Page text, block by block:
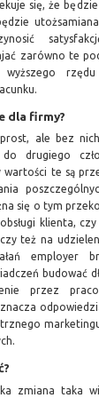
się, że
satysfakcję
zarówno te
rzędu
dla firmy?
ale bez
drugiego
wartości te są
się o tym
klienta,
też na
employer
budować
przez
zmiana taka